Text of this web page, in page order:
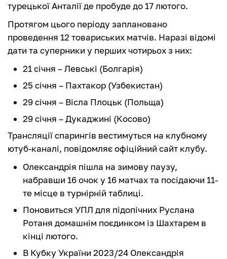
турецької Анталії де пробуде до 17 лютого.
Протягом цього періоду заплановано
проведення 12 товариських матчів. Наразі відомі
дати та суперники у перших чотирьох з них:
21 січня – Левські (Болгарія)
25 січня – Пахтакор (Узбекистан)
29 січня – Вісла Плоцьк (Польща)
29 січня – Дукаджині (Косово)
Трансляції спарингів вестимуться на клубному
ютуб-каналі, повідомляє офіційний сайт клубу.
Олександрія пішла на зимову паузу,
набравши 16 очок у 16 матчах та посідаючи 11-
те місце в турнірній таблиці.
Поновиться УПЛ для підопічних Руслана
Ротаня домашнім поєдинком із Шахтарем в
кінці лютого.
В Кубку України 2023/24 Олександрія